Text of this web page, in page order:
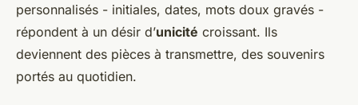
personnalisés - initiales, dates, mots doux gravés -
répondent à un désir d’unicité croissant. Ils
deviennent des pièces à transmettre, des souvenirs
portés au quotidien.